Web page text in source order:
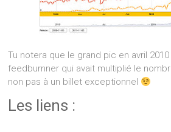
Tu notera que le grand pic en avril
feedburnner qui avait multiplié le
non pas à un billet exceptionnel
Les liens :